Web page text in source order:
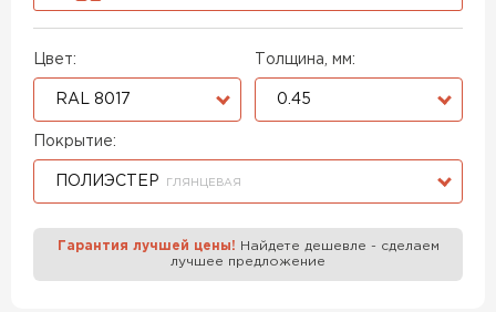
Цвет:
RAL 8017
Толщина, мм:
0.45
Покрытие:
ПОЛИЭСТЕР ГЛЯНЦЕВАЯ
Гарантия лучшей цены! Найдете дешевле - сделаем
лучшее предложение
Профилированный лист